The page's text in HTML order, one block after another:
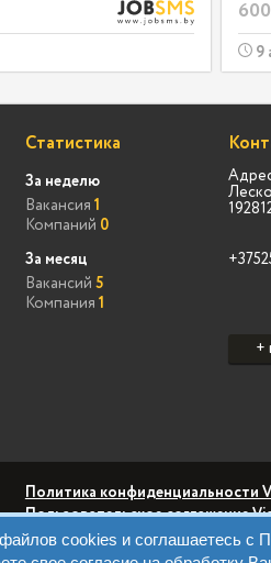
cookies и соглашаетесь
9
Статистика
За неделю
Вакансия 1
Компаний 0
За месяц
Вакансий 5
Компания 1
+
Политика конфиденциальности
Пользовательское соглашение
Политика конфиденциальности
Пользовательское соглашение